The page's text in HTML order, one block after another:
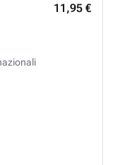
11,95 €